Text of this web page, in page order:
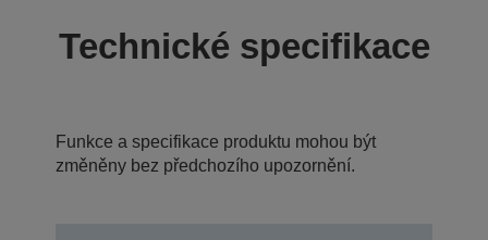
Technické specifikace
Funkce a specifikace produktu mohou být
změněny bez předchozího upozornění.